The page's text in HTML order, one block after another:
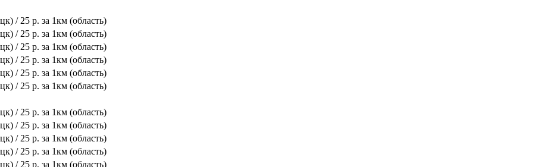
/ 25 р. за 1км (область)
/ 25 р. за 1км (область)
/ 25 р. за 1км (область)
/ 25 р. за 1км (область)
/ 25 р. за 1км (область)
/ 25 р. за 1км (область)
/ 25 р. за 1км (область)
/ 25 р. за 1км (область)
/ 25 р. за 1км (область)
/ 25 р. за 1км (область)
/ 25 р. за 1км (область)